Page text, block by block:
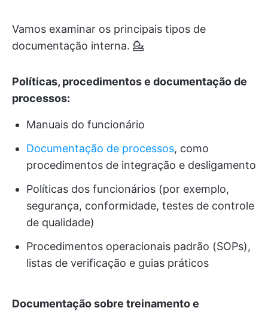
Vamos examinar os principais tipos de
documentação interna. 💁
Políticas, procedimentos e documentação de
processos:
Manuais do funcionário
Documentação de processos, como
procedimentos de integração e desligamento
Políticas dos funcionários (por exemplo,
segurança, conformidade, testes de controle
de qualidade)
Procedimentos operacionais padrão (SOPs),
listas de verificação e guias práticos
Documentação sobre treinamento e